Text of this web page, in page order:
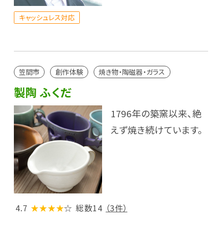
キャッシュレス対応
笠間市 創作体験 焼き物・陶磁器・ガラス
製陶 ふくだ
1796年の築窯以来、絶
えず焼き続けています。
4.7 ★★★★☆ 総数14 （3件）